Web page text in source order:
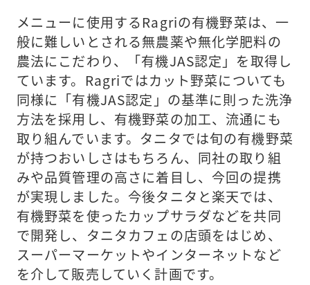
メニューに使用するRagriの有機野菜は、一
般に難しいとされる無農薬や無化学肥料の
農法にこだわり、「有機JAS認定」を取得し
ています。Ragriではカット野菜についても
同様に「有機JAS認定」の基準に則った洗浄
方法を採用し、有機野菜の加工、流通にも
取り組んでいます。タニタでは旬の有機野菜
が持つおいしさはもちろん、同社の取り組
みや品質管理の高さに着目し、今回の提携
が実現しました。今後タニタと楽天では、
有機野菜を使ったカップサラダなどを共同
で開発し、タニタカフェの店頭をはじめ、
スーパーマーケットやインターネットなど
を介して販売していく計画です。